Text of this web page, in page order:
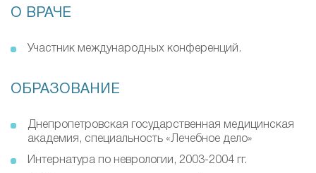
О ВРАЧЕ
Участник международных конференций.
ОБРАЗОВАНИЕ
Днепропетровская государственная медицинская
академия, специальность «Лечебное дело»
Интернатура по неврологии, 2003-2004 гг.